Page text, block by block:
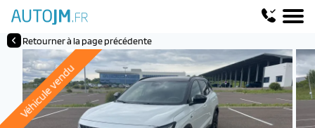
Retourner à la page précédente
Véhicule vendu